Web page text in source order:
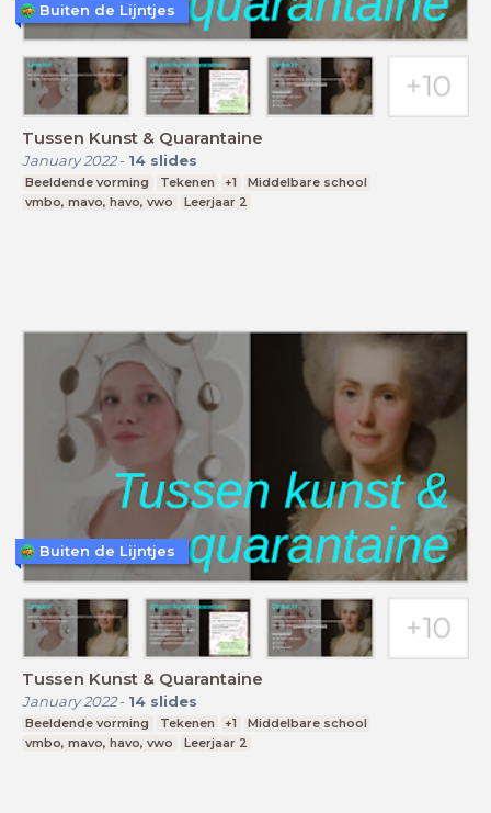
Tussen Kunst & Quarantaine
January 2022- 14 slides
Beeldende vorming Tekenen +1
Middelbare school
vmbo, mavo, havo, vwo
Leerjaar 2
Buiten de Lijntjes
Tussen Kunst & Quarantaine
January 2022- 14 slides
Beeldende vorming Tekenen +1
Middelbare school
vmbo, mavo, havo, vwo
Leerjaar 2
Buiten de Lijntjes